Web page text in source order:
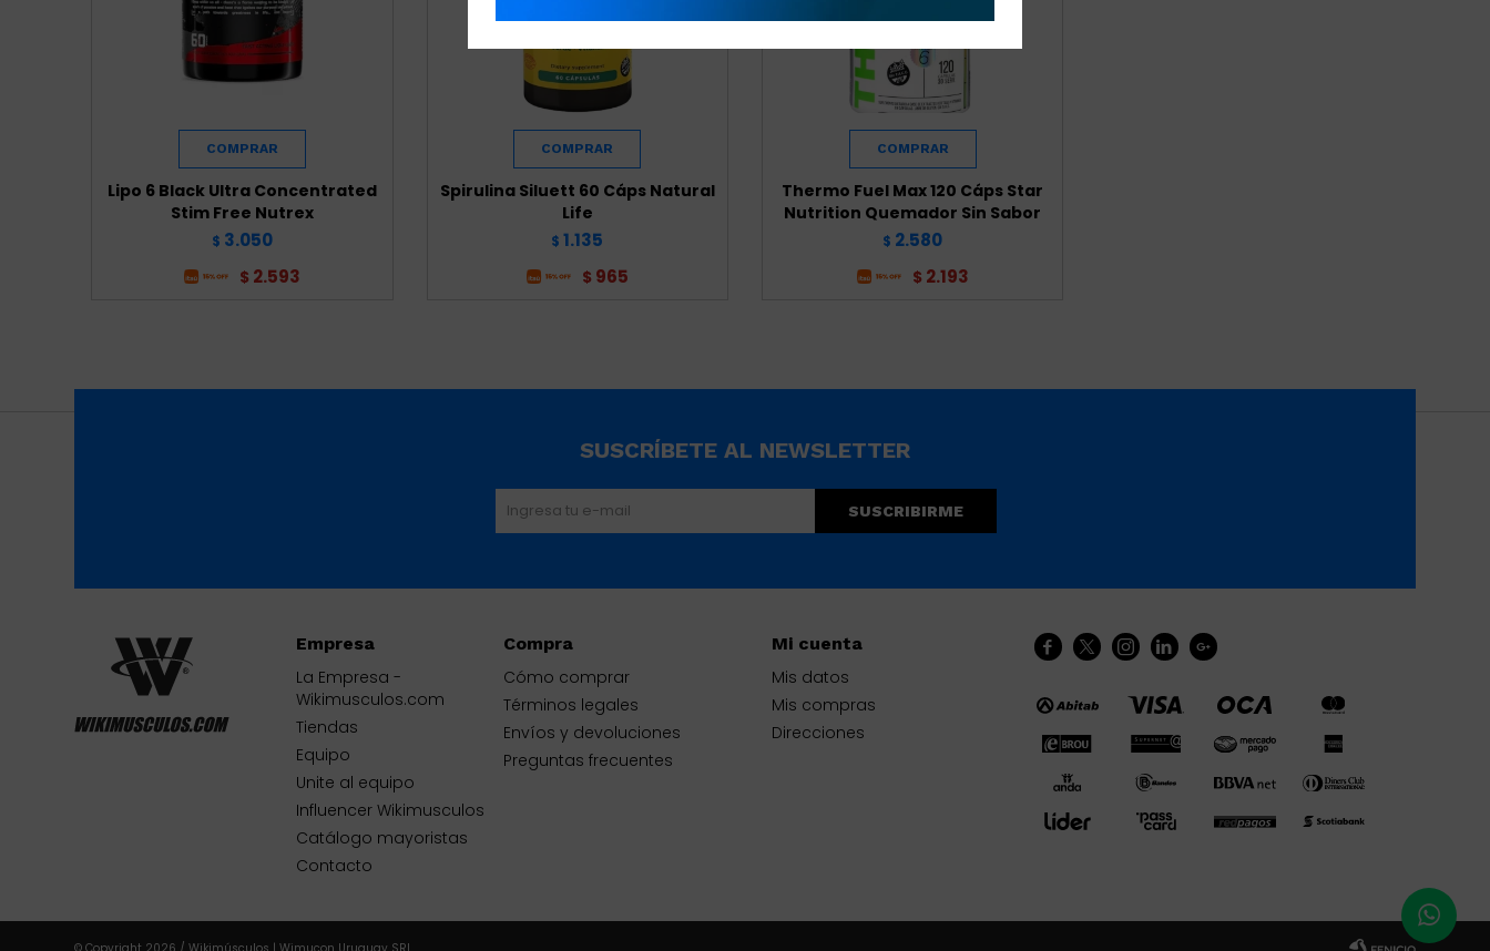
Lipo 6 Black Ultra Concentrated
Stim Free Nutrex
$ 3.050
$ 2.593
Spirulina Siluett 60 Cáps Natural
Life
$ 1.135
$ 965
Thermo Fuel Max 120 Cáps Star
Nutrition Quemador Sin Sabor
$ 2.580
$ 2.193
    
Empresa
La Empresa -
Wikimusculos.com
Tiendas
Equipo
Unite al equipo
Influencer Wikimusculos
Catálogo mayoristas
Contacto
Compra
Cómo comprar
Términos legales
Envíos y devoluciones
Preguntas frecuentes
Mi cuenta
Mis datos
Mis compras
Direcciones
SUSCRÍBETE AL NEWSLETTER
SUSCRIBIRME